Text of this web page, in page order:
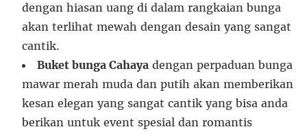
dengan hiasan uang di dalam rangkaian bunga
akan terlihat mewah dengan desain yang sangat
cantik.
Buket bunga Cahaya dengan perpaduan bunga
mawar merah muda dan putih akan memberikan
kesan elegan yang sangat cantik yang bisa anda
berikan untuk event spesial dan romantis